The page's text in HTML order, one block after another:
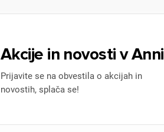
Akcije in novosti v Anni
Prijavite se na obvestila o akcijah in
novostih, splača se!